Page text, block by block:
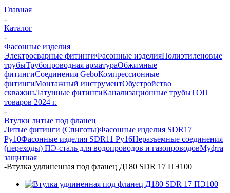
Главная
-
Каталог
-
Фасонные изделия
Электросварные фитингиФасонные изделияПолиэтиленовые
трубыТрубопроводная арматураОбжимные
фитингиСоединения GeboКомпрессионные
фитингиМонтажный инструментОбустройство
скважинЛатунные фитингиКанализационные трубыТОП
товаров 2024 г.
-
Втулки литые под фланец
Литые фитинги (Спиготы)Фасонные изделия SDR17
Ру10Фасонные изделия SDR11 Ру16Неразъемные соединения
(переходы) ПЭ-сталь для водопроводов и газопроводовМуфта
защитная
-Втулка удлиненная под фланец Д180 SDR 17 ПЭ100